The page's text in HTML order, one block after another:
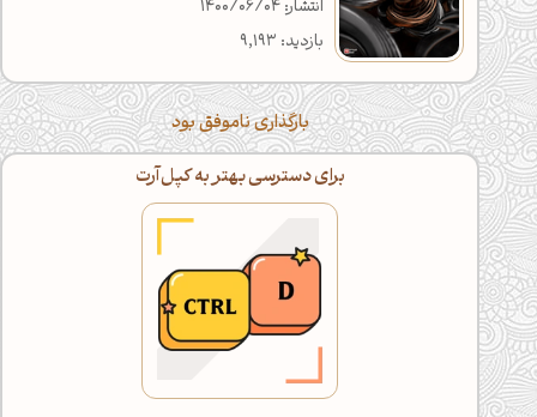
انتشار: 1400/06/04
بازدید: 9,193
بارگذاری ناموفق بود
برای دسترسی بهتر به کپل‌آرت